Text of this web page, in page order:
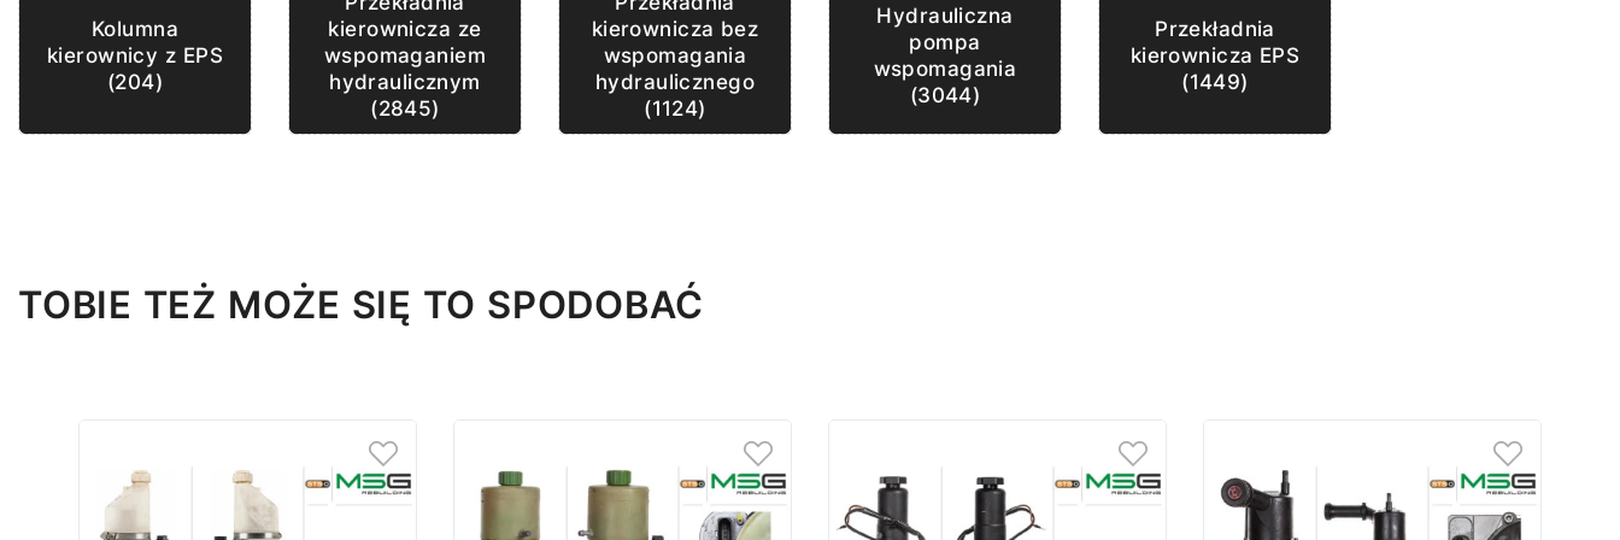
Kolumna
kierownicy z EPS
(204)
kierownicza ze
wspomaganiem
hydraulicznym
(2845)
kierownicza bez
wspomagania
hydraulicznego
(1124)
Hydrauliczna
pompa
wspomagania
(3044)
Przekładnia
kierownicza EPS
(1449)
TOBIE TEŻ MOŻE SIĘ TO SPODOBAĆ